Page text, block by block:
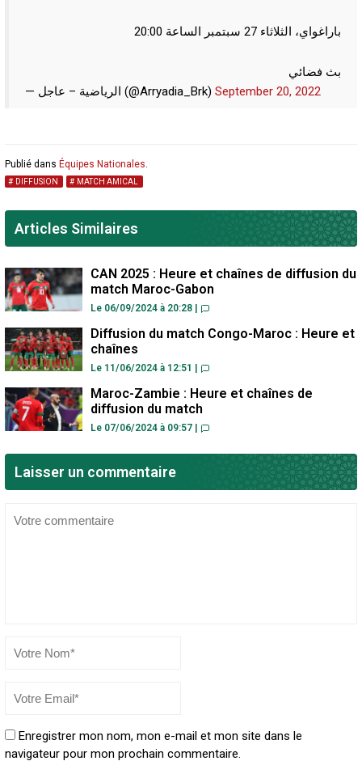
باراغواي، الثلاثاء 27 سبتمبر الساعة 20:00
بث فضائي
— الرياضية – عاجل (@Arryadia_Brk) September 20, 2022
Publié dans Équipes Nationales.
DIFFUSION MATCH AMICAL
Articles Similaires
CAN 2025 : Heure et chaînes de diffusion du
match Maroc-Gabon
Le 06/09/2024 à 20:28
Diffusion du match Congo-Maroc : Heure et
chaînes
Le 11/06/2024 à 12:51
Maroc-Zambie : Heure et chaînes de
diffusion du match
Le 07/06/2024 à 09:57
Laisser un commentaire
Enregistrer mon nom, mon e-mail et mon site dans le
navigateur pour mon prochain commentaire.